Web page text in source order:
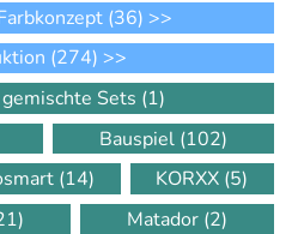
(36) >>
(274) >>
Sets (1)
Bauspiel (102)
(14) KORXX (5)
Matador (2)